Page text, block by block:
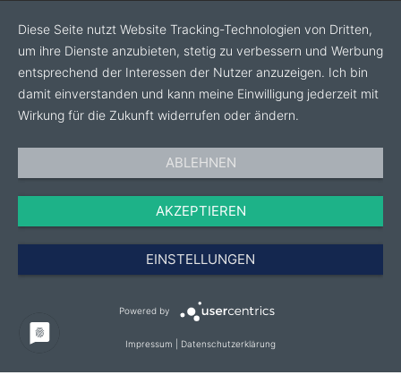
Diese Seite nutzt Website Tracking-Technologien von Dritten,
um ihre Dienste anzubieten, stetig zu verbessern und Werbung
entsprechend der Interessen der Nutzer anzuzeigen. Ich bin
damit einverstanden und kann meine Einwilligung jederzeit mit
Wirkung für die Zukunft widerrufen oder ändern.
ABLEHNEN
AKZEPTIEREN
EINSTELLUNGEN
Powered by
Impressum Datenschutzerklärung